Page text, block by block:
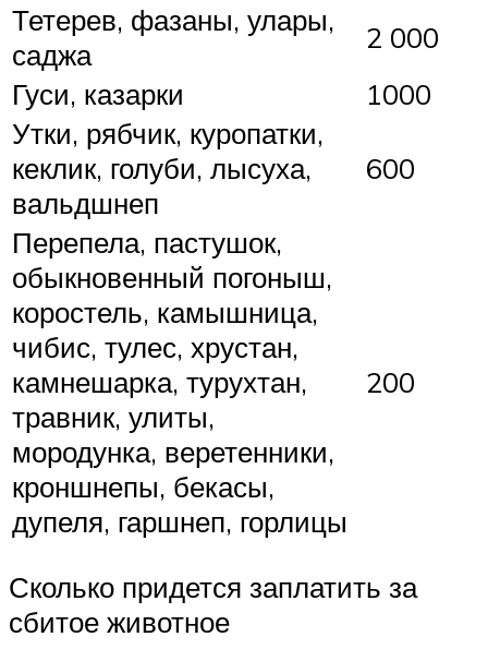
Тетерев, фазаны, улары,
саджа
2 000
Гуси, казарки
1000
Утки, рябчик, куропатки,
кеклик, голуби, лысуха,
вальдшнеп
600
Перепела, пастушок,
обыкновенный погоныш,
коростель, камышница,
чибис, тулес, хрустан,
камнешарка, турухтан,
травник, улиты,
мородунка, веретенники,
кроншнепы, бекасы,
дупеля, гаршнеп, горлицы
200
Сколько придется заплатить за
сбитое животное